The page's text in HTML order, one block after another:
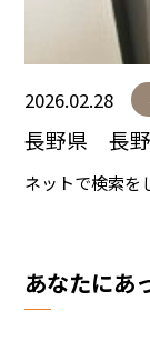
2026.02.28
長野県 長
ネットで検索を
あなたにあ